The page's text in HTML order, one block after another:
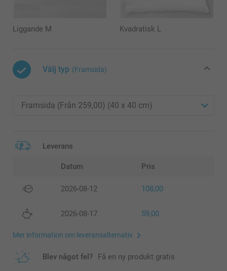
Liggande M Kvadratisk L
Välj typ (Framsida)
Leverans
Datum Pris
2026-08-12 108,00
2026-08-17 59,00
Mer information om leveransalternativ
Blev något fel? Få en ny produkt gratis